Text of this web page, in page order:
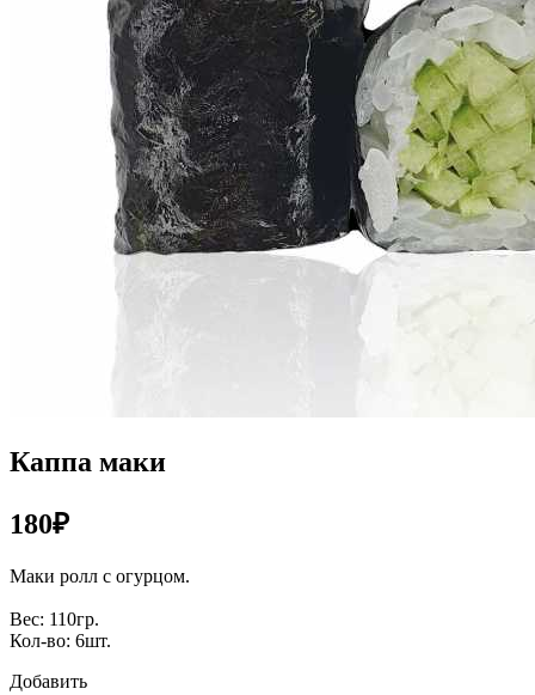
Каппа маки
180₽
Маки ролл с огурцом.
Вес: 110гр.
Кол-во: 6шт.
Добавить